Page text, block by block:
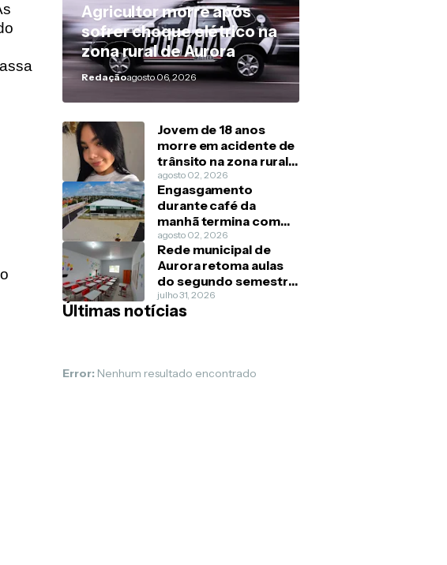
Agricultor morre após
sofrer choque elétrico na
zona rural de Aurora
Redaçãoagosto 06, 2026
Jovem de 18 anos
morre em acidente de
trânsito na zona rural
de Barbalha
agosto 02, 2026
Engasgamento
durante café da
manhã termina com
morte de idoso em
Juazeiro do Norte
agosto 02, 2026
Rede municipal de
Aurora retoma aulas
do segundo semestre
no dia 5 de agosto
julho 31, 2026
Últimas notícias
Error: Nenhum resultado encontrado